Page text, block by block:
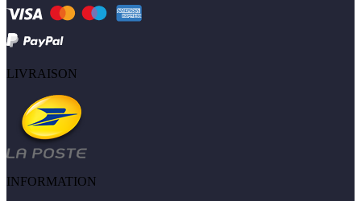
LIVRAISON
INFORMATION